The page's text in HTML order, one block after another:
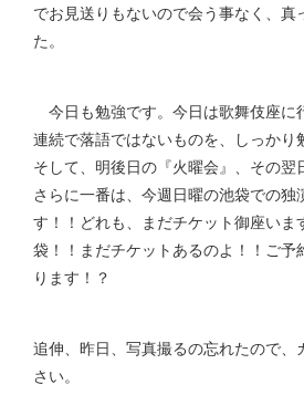
でお見送りもないので会う事なく、真
た。
今日も勉強です。今日は歌舞伎座に
連続で落語ではないものを、しっかり
そして、明後日の『火曜会』、その翌
さらに一番は、今週日曜の池袋での独
す！！どれも、まだチケット御座いま
袋！！まだチケットあるのよ！！ご予
ります！？
追伸、昨日、写真撮るの忘れたので、
さい。